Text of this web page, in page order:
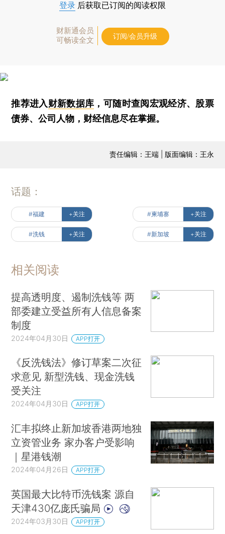
登录 后获取已订阅的阅读权限
财新通会员
可畅读全文
订阅/会员升级
推荐进入财新数据库 ，可随时查阅宏观经济、股票
债券、公司人物，财经信息尽在掌握。
责任编辑：王端 | 版面编辑：王永
话题：
#福建 +关注 #柬埔寨 +关注
#洗钱 +关注 #新加坡 +关注
相关阅读
提高透明度、遏制洗钱等 两
部委建立受益所有人信息备案
制度
2024年04月30日 APP打开
《反洗钱法》修订草案二次征
求意见 新型洗钱、现金洗钱
受关注
2024年04月30日 APP打开
汇丰拟终止新加坡香港两地独
立资管业务 家办客户受影响
｜星港钱潮
2024年04月26日 APP打开
英国最大比特币洗钱案 源自
天津430亿庞氏骗局
2024年03月30日 APP打开